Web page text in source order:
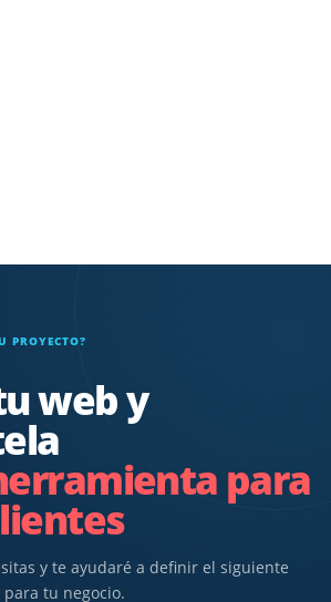
PROYECTO?
web y
para
y te ayudaré a definir el siguiente
tu negocio.